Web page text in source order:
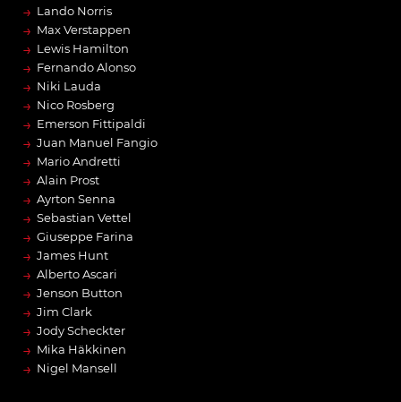
→ Lando Norris
→ Max Verstappen
→ Lewis Hamilton
→ Fernando Alonso
→ Niki Lauda
→ Nico Rosberg
→ Emerson Fittipaldi
→ Juan Manuel Fangio
→ Mario Andretti
→ Alain Prost
→ Ayrton Senna
→ Sebastian Vettel
→ Giuseppe Farina
→ James Hunt
→ Alberto Ascari
→ Jenson Button
→ Jim Clark
→ Jody Scheckter
→ Mika Häkkinen
→ Nigel Mansell